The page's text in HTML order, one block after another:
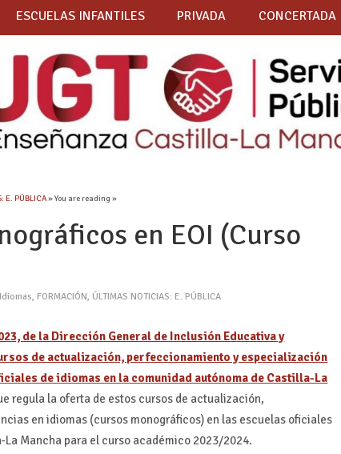
ESCUELAS INFANTILES PRIVADA CONCERTADA
E. PÚBLICA» You are reading »
en EOI (Curso
, FORMACIÓN, ÚLTIMAS NOTICIAS: E. PÚBLICA
de la Dirección General de Inclusión Educativa y
de actualización, perfeccionamiento y especialización
de idiomas en la comunidad autónoma de Castilla-La
regula la oferta de estos cursos de actualización,
en idiomas (cursos monográficos) en las escuelas oficiales
Mancha para el curso académico 2023/2024.